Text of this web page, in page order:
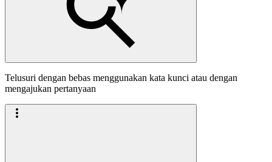
Telusuri dengan bebas menggunakan kata kunci atau dengan
mengajukan pertanyaan